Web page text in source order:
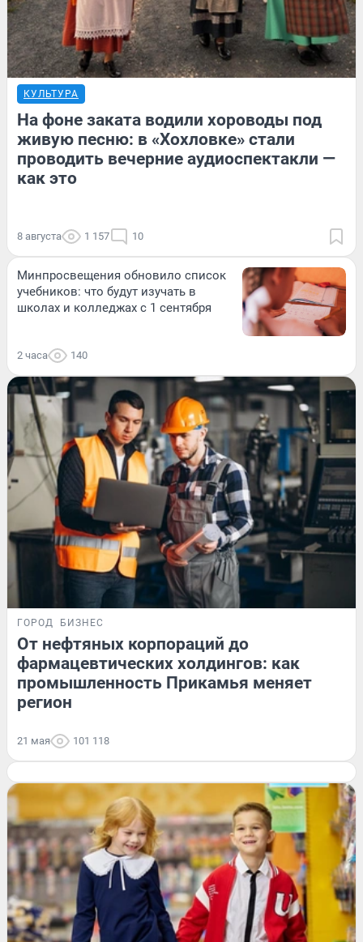
КУЛЬТУРА
На фоне заката водили хороводы под
живую песню: в «Хохловке» стали
проводить вечерние аудиоспектакли —
как это
8 августа 1 157 10
Минпросвещения обновило список
учебников: что будут изучать в
школах и колледжах с 1 сентября
2 часа 140
ГОРОД БИЗНЕС
От нефтяных корпораций до
фармацевтических холдингов: как
промышленность Прикамья меняет
регион
21 мая 101 118